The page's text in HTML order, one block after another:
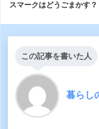
スマークはどうごまかす？
この記事を書いた人
暮らし